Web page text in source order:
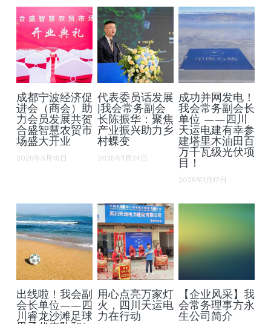
成都宁波经济促
进会（商会）助
力会员发展共贺
合盛智慧农贸市
场盛大开业
2025年5月16日
代表委员话发展
|我会常务副会
长陈振华：聚焦
产业振兴助力乡
村蝶变
2025年1月24日
成功并网发电！
我会常务副会长
单位 ——四川
天运电建有幸参
建塔里木油田百
万千瓦级光伏项
目！
2025年1月17日
出线啦！我会副
会长单位——四
川睿龙沙滩足球
用心点亮万家灯
火，四川天运电
力在行动
【企业风采】我
会常务理事方永
生公司简介